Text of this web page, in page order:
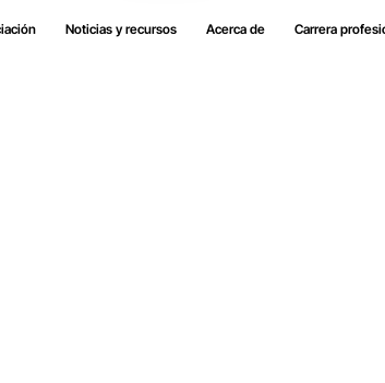
Noticias y recursos Acerca de Carrera